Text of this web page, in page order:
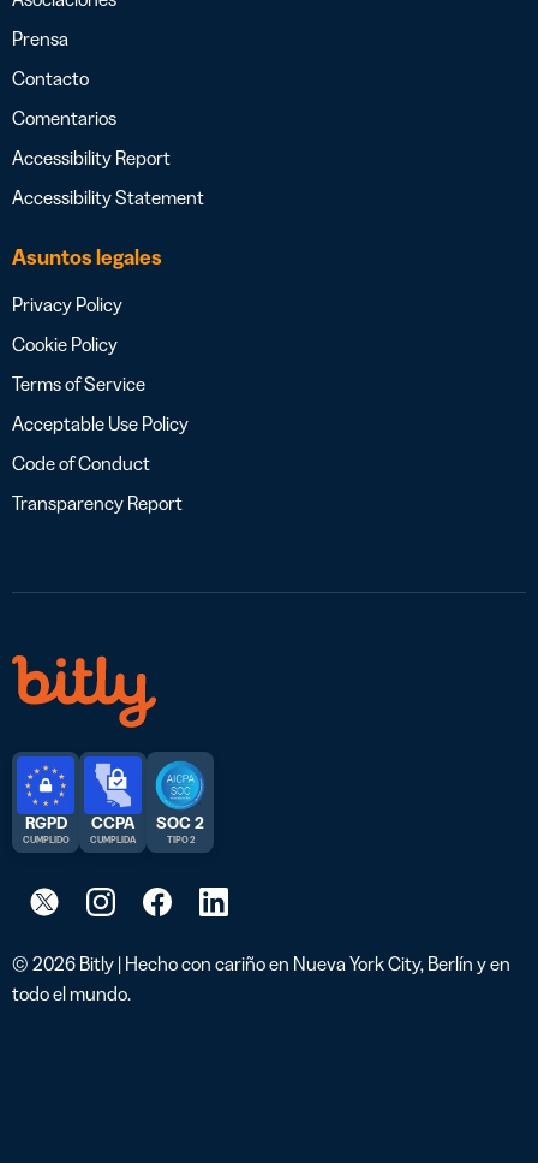
Prensa
Contacto
Comentarios
Accessibility Report
Accessibility Statement
Asuntos legales
Privacy Policy
Cookie Policy
Terms of Service
Acceptable Use Policy
Code of Conduct
Transparency Report
© 2026 Bitly | Hecho con cariño en Nueva York City, Berlín y en
todo el mundo.
RGPD
CUMPLIDO
CCPA
CUMPLIDA
SOC 2
TIPO 2